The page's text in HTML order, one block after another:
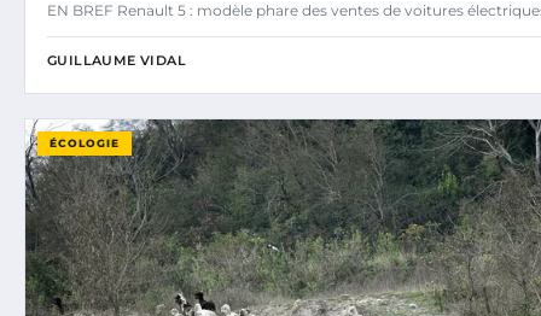
EN BREF Renault 5 : modèle phare des ventes de voitures
GUILLAUME VIDAL
ÉCOLOGIE